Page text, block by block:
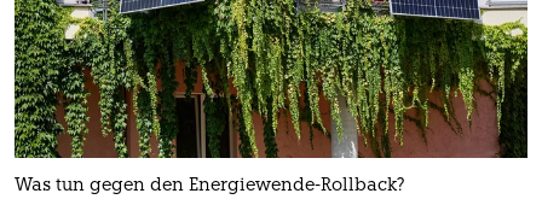
Was tun gegen den Energiewende-Rollback?